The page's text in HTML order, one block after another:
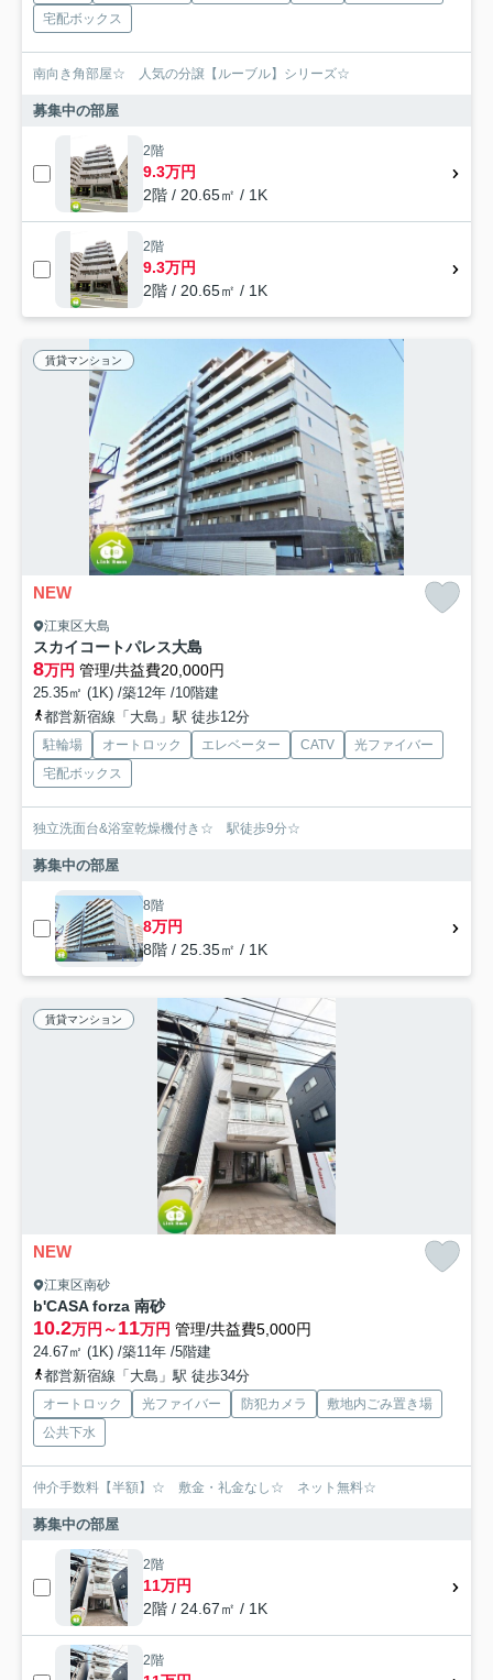
宅配ボックス
南向き角部屋☆ 人気の分譲【ルーブル】シリーズ☆
募集中の部屋
2階
9.3万円
2階 / 20.65㎡ / 1K
2階
9.3万円
2階 / 20.65㎡ / 1K
賃貸マンション
NEW
江東区大島
スカイコートパレス大島
8万円 管理/共益費20,000円
25.35㎡ (1K) /築12年 /10階建
都営新宿線「大島」駅 徒歩12分
駐輪場 オートロック エレベーター CATV
光ファイバー
宅配ボックス
独立洗面台&浴室乾燥機付き☆ 駅徒歩9分☆
募集中の部屋
8階
8万円
8階 / 25.35㎡ / 1K
賃貸マンション
NEW
江東区南砂
b'CASA forza 南砂
10.2万円～11万円 管理/共益費5,000円
24.67㎡ (1K) /築11年 /5階建
都営新宿線「大島」駅 徒歩34分
オートロック 光ファイバー 防犯カメラ
敷地内ごみ置き場
公共下水
仲介手数料【半額】☆ 敷金・礼金なし☆ ネット無料☆
募集中の部屋
2階
11万円
2階 / 24.67㎡ / 1K
2階